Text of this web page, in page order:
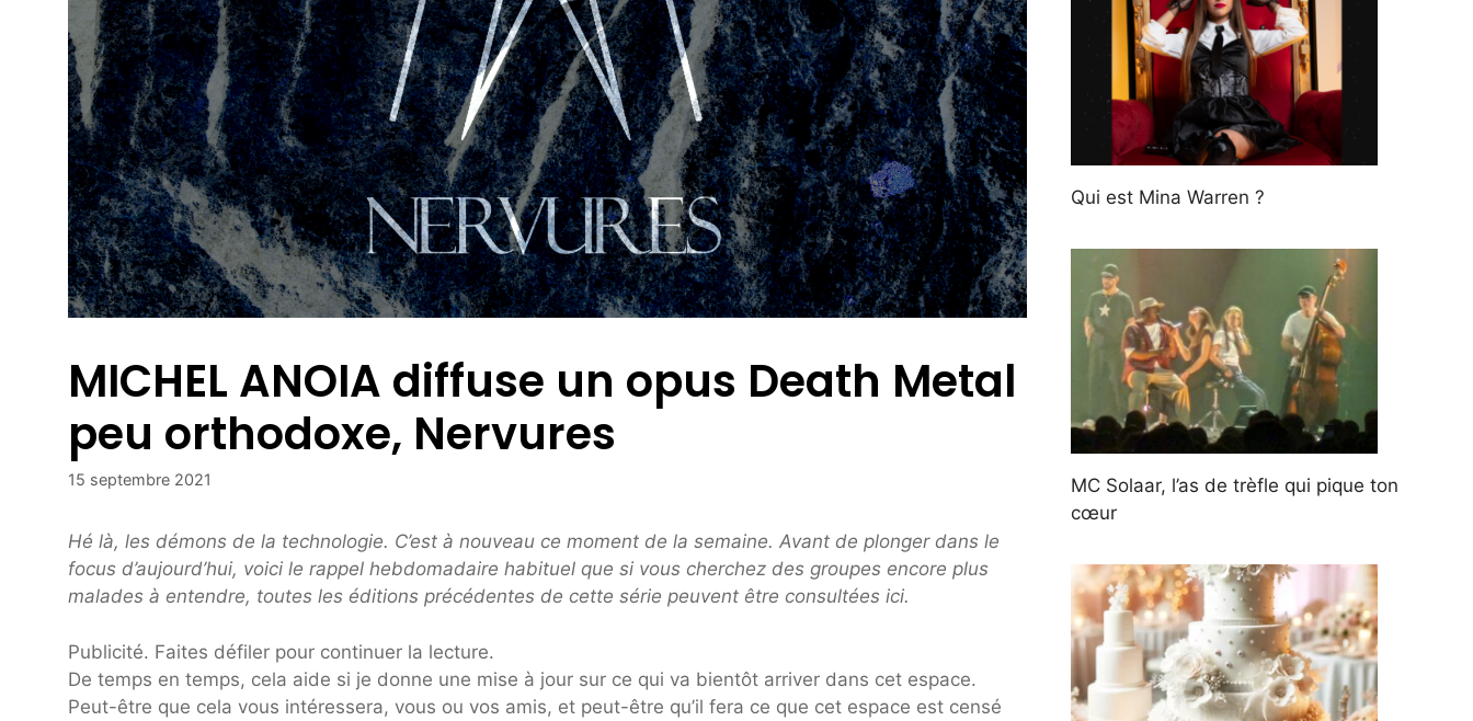
MICHEL ANOIA diffuse un opus Death Metal
peu orthodoxe, Nervures
15 septembre 2021
Hé là, les démons de la technologie. C’est à nouveau ce moment de la semaine. Avant de plonger dans le
focus d’aujourd’hui, voici le rappel hebdomadaire habituel que si vous cherchez des groupes encore plus
malades à entendre, toutes les éditions précédentes de cette série peuvent être consultées ici.
Publicité. Faites défiler pour continuer la lecture.
De temps en temps, cela aide si je donne une mise à jour sur ce qui va bientôt arriver dans cet espace.
Peut-être que cela vous intéressera, vous ou vos amis, et peut-être qu’il fera ce que cet espace est censé
Qui est Mina Warren ?
MC Solaar, l’as de trèfle qui pique ton
cœur